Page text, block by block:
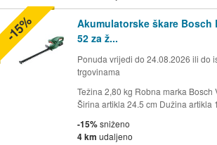
Akumulatorske škare Bosch
52 za ž...
Ponuda vrijedi do 24.08.2026 ili do
trgovinama
Težina 2,80 kg Robna marka Bosch
Širina artikla 24.5 cm Dužina artikla
-15%sniženo
4 km udaljeno
-15%